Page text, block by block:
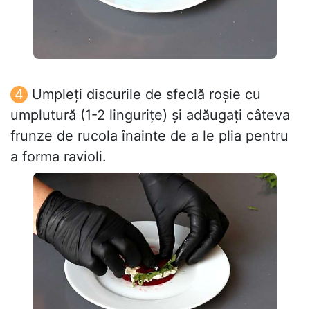
Umpleți discurile de sfeclă roșie cu
umplutură (1-2 lingurițe) și adăugați câteva
frunze de rucola înainte de a le plia pentru
a forma ravioli.